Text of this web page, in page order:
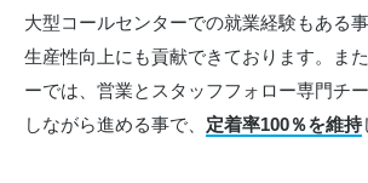
大型コールセンターでの就業経験もある
生産性向上にも貢献できております。ま
ーでは、営業とスタッフフォロー専門チ
しながら進める事で、 定着率100％を維持